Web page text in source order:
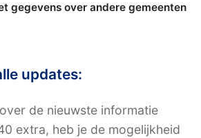
gegevens over andere gemeenten
updates:
de nieuwste informatie
extra, heb je de mogelijkheid